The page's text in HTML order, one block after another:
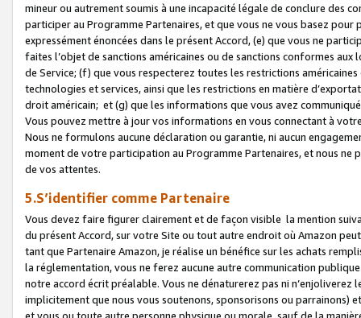
mineur ou autrement soumis à une incapacité légale de conclure des
participer au Programme Partenaires, et que vous ne vous basez
expressément énoncées dans le présent Accord, (e) que vous ne
faites l’objet de sanctions américaines ou de sanctions conformes
de Service; (f) que vous respecterez toutes les restrictions
technologies et services, ainsi que les restrictions en matière
droit américain; et (g) que les informations que vous avez
Vous pouvez mettre à jour vos informations en vous connectant à
Nous ne formulons aucune déclaration ou garantie, ni aucun
moment de votre participation au Programme Partenaires, et nous
de vos attentes.
5.S’identifier comme Partenaire
Vous devez faire figurer clairement et de façon visible la mention
du présent Accord, sur votre Site ou tout autre endroit où Amazon
tant que Partenaire Amazon, je réalise un bénéfice sur les achats
la réglementation, vous ne ferez aucune autre communication
notre accord écrit préalable. Vous ne dénaturerez pas ni
implicitement que nous vous soutenons, sponsorisons ou parrainons)
et vous ou toute autre personne physique ou morale, sauf de la